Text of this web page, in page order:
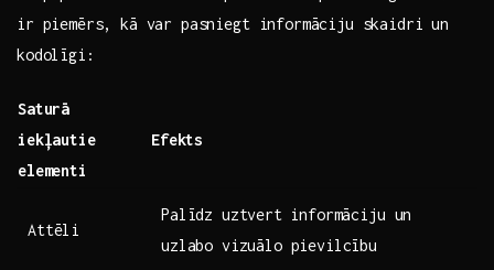
ir​ piemērs, kā​ var pasniegt informāciju skaidri un
kodolīgi:
Saturā
iekļautie
elementi
Efekts
Attēli
Palīdz uztvert ⁤informāciju un
uzlabo vizuālo pievilcību